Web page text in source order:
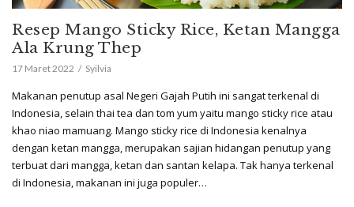
Resep Mango Sticky Rice, Ketan Mangga
Ala Krung Thep
17 Maret 2022 Syilvia
Makanan penutup asal Negeri Gajah Putih ini sangat terkenal di
Indonesia, selain thai tea dan tom yum yaitu mango sticky rice atau
khao niao mamuang. Mango sticky rice di Indonesia kenalnya
dengan ketan mangga, merupakan sajian hidangan penutup yang
terbuat dari mangga, ketan dan santan kelapa. Tak hanya terkenal
di Indonesia, makanan ini juga populer…